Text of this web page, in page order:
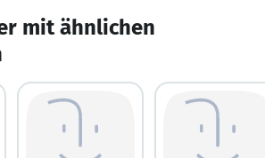
mit ähnlichen